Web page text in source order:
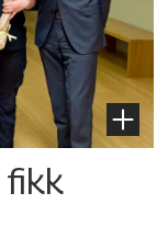
fikk